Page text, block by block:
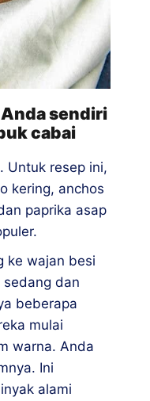
sendiri
cabai
Untuk resep ini,
kering, anchos
paprika asap
ke wajan besi
dan
beberapa
mulai
warna. Anda
Ini
alami